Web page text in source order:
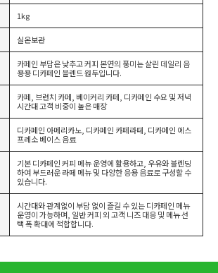
1kg
실온보관
카페인 부담은 낮추고 커피 본연의 풍미는 살린 데일리 음
용용 디카페인 블렌드 원두입니다.
카페, 브런치 카페, 베이커리 카페, 디카페인 수요 및 저녁
시간대 고객 비중이 높은 매장
디카페인 아메리카노, 디카페인 카페라떼, 디카페인 에스
프레소 베이스 음료
기본 디카페인 커피 메뉴 운영에 활용하고, 우유와 블렌딩
하여 부드러운 라떼 메뉴 및 다양한 응용 음료로 구성할 수
있습니다.
시간대와 관계없이 부담 없이 즐길 수 있는 디카페인 메뉴
운영이 가능하며, 일반 커피 외 고객 니즈 대응 및 메뉴 선
택 폭 확대에 적합합니다.